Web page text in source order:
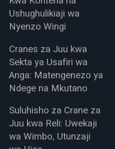
Ushughulikiaji wa
Nyenzo Wingi
Cranes za Juu kwa
Sekta ya Usafiri wa
Anga: Matengenezo ya
Ndege na Mkutano
Suluhisho za Crane za
Juu kwa Reli: Uwekaji
wa Wimbo, Utunzaji